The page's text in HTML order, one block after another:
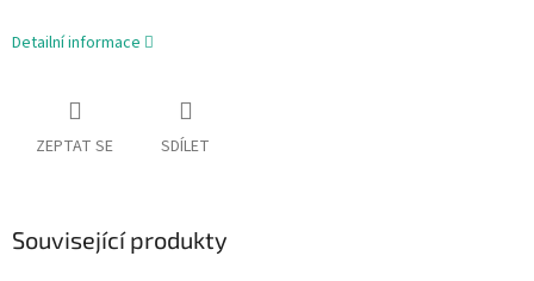
Detailní informace
ZEPTAT SE SDÍLET
Související produkty